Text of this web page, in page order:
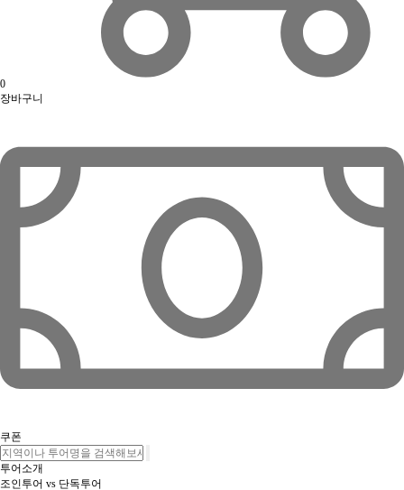
0
장바구니
쿠폰
투어소개
조인투어 vs 단독투어